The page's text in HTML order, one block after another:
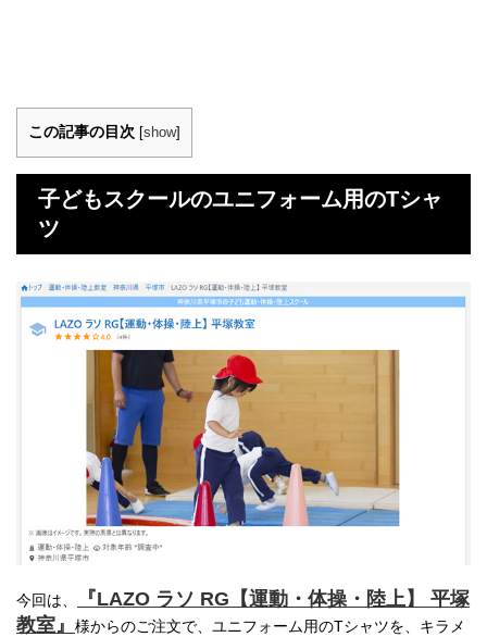
この記事の目次 show]
子どもスクールのユニフォーム用のTシャ
ツ
今回は、
『LAZO ラソ RG【運動・体操・陸上】 平塚
教室』
様からのご注文で、ユニフォーム用のTシャツを、キラメ